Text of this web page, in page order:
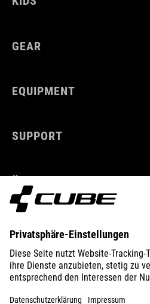
GEAR
EQUIPMENT
SUPPORT
ENTDECKEN